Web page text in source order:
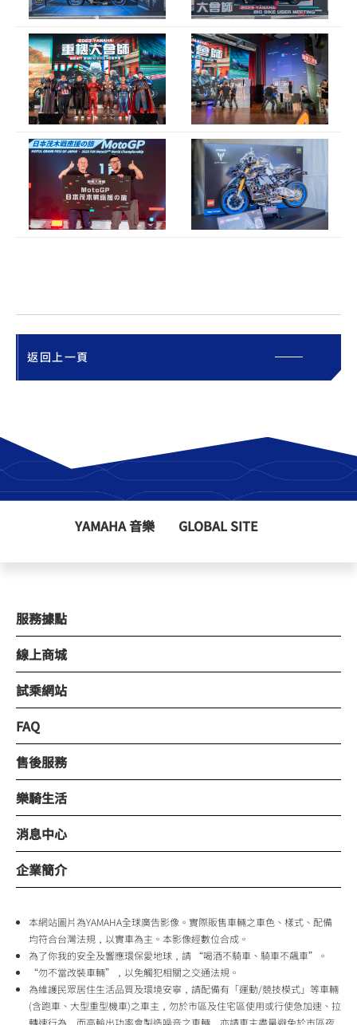
返回上一頁
YAMAHA 音樂 GLOBAL SITE
服務據點
線上商城
試乘網站
FAQ
售後服務
樂騎生活
消息中心
企業簡介
本網站圖片為YAMAHA全球廣告影像。實際販售車輛之車色、樣式、配備
均符合台灣法規，以實車為主。本影像經數位合成。
為了你我的安全及響應環保愛地球，請 “喝酒不騎車、騎車不飆車”。
“勿不當改裝車輛”，以免觸犯相關之交通法規。
為維護民眾居住生活品質及環境安寧，請配備有「運動/競技模式」等車輛
(含跑車、大型重型機車)之車主，勿於市區及住宅區使用或行使急加速、拉
轉速行為，而高輸出功率會製造噪音之車輛，亦請車主盡量避免於市區夜